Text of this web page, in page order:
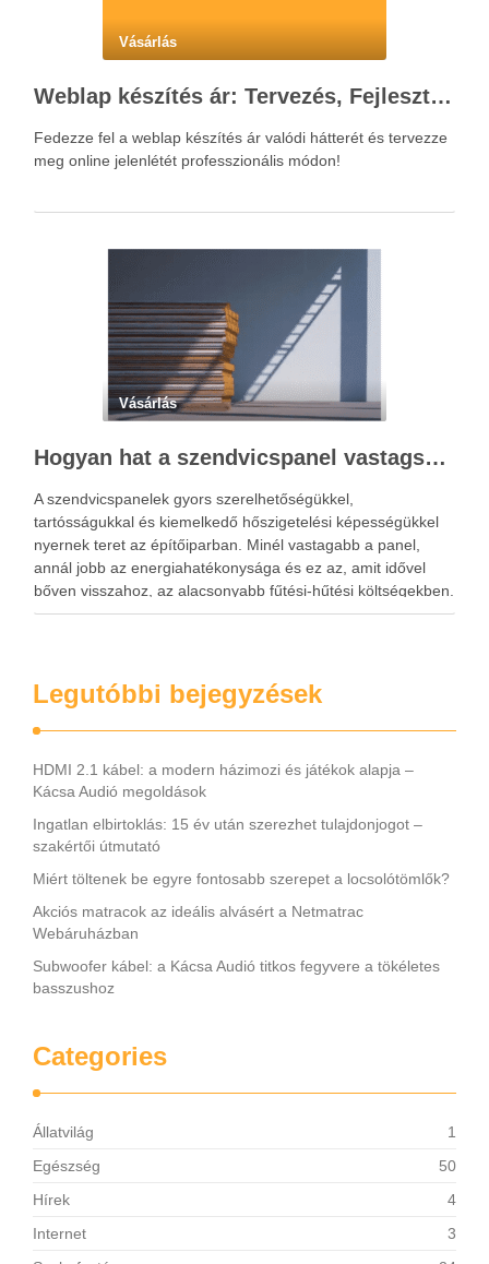
Vásárlás
Weblap készítés ár: Tervezés, Fejlesztés, Beruházás Lépésről Lépésre
Fedezze fel a weblap készítés ár valódi hátterét és tervezze
meg online jelenlétét professzionális módon!
Vásárlás
Hogyan hat a szendvicspanel vastagsága a hőszigetelési teljesítményre?
A szendvicspanelek gyors szerelhetőségükkel,
tartósságukkal és kiemelkedő hőszigetelési képességükkel
nyernek teret az építőiparban. Minél vastagabb a panel,
annál jobb az energiahatékonysága és ez az, amit idővel
bőven visszahoz, az alacsonyabb fűtési-hűtési költségekben.
Ha építkezés előtt állsz vagy ipari, mezőgazdasági
Legutóbbi bejegyzések
HDMI 2.1 kábel: a modern házimozi és játékok alapja –
Kácsa Audió megoldások
Ingatlan elbirtoklás: 15 év után szerezhet tulajdonjogot –
szakértői útmutató
Miért töltenek be egyre fontosabb szerepet a locsolótömlők?
Akciós matracok az ideális alvásért a Netmatrac
Webáruházban
Subwoofer kábel: a Kácsa Audió titkos fegyvere a tökéletes
basszushoz
Categories
Állatvilág
1
Egészség
50
Hírek
4
Internet
3